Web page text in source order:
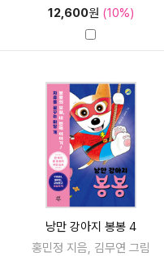
12,600원 (10%)
낭만 강아지 봉봉 4
홍민정 지음, 김무연 그림